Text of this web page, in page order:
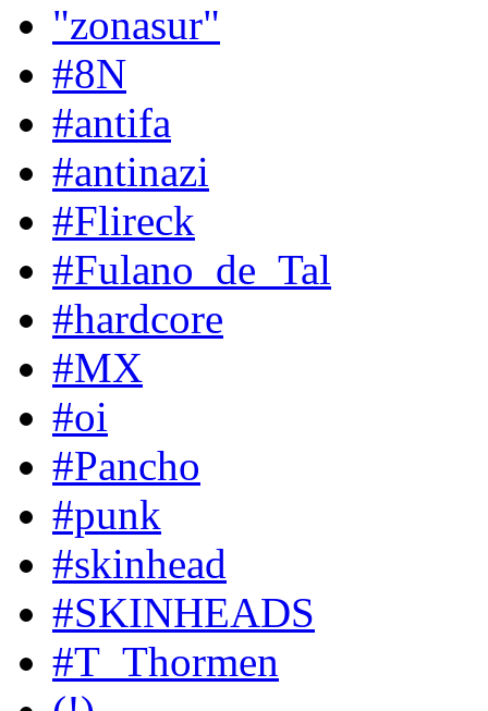
"zonasur"
#8N
#antifa
#antinazi
#Flireck
#Fulano_de_Tal
#hardcore
#MX
#oi
#Pancho
#punk
#skinhead
#SKINHEADS
#T_Thormen